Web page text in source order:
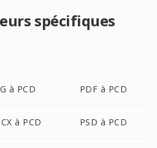
spécifiques
à PCD PDF à PCD
à PCD PSD à PCD